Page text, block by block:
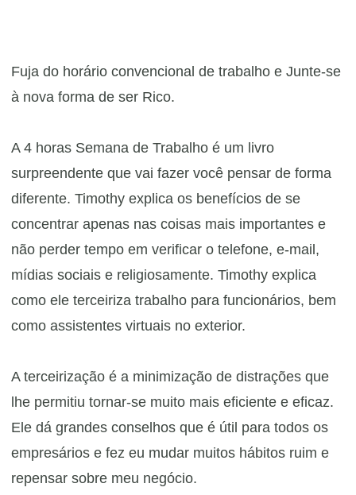
Fuja do horário convencional de trabalho e Junte-se
à nova forma de ser Rico.
​A 4 horas Semana de Trabalho é um livro
surpreendente que vai fazer você pensar de forma
diferente. Timothy explica os benefícios de se
concentrar apenas nas coisas mais importantes e
não perder tempo em verificar o telefone, e-mail,
mídias sociais e religiosamente. Timothy explica
como ele terceiriza trabalho para funcionários, bem
como assistentes virtuais no exterior.
​A terceirização é a minimização de distrações que
lhe permitiu tornar-se muito mais eficiente e eficaz.
Ele dá grandes conselhos que é útil para todos os
empresários e fez eu mudar muitos hábitos ruim e
repensar sobre meu negócio.